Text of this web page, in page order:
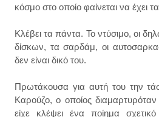
κόσμο στο οποίο φαίνεται να έχει
Κλέβει τα πάντα. Το ντύσιμο, οι
δίσκων, τα σαρδάμ, οι
δεν είναι δικό του.
Πρωτάκουσα για αυτή του την
Καρούζο, ο οποίος
είχε κλέψει ένα ποίημα